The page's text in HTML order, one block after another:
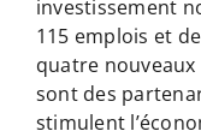
investissement
115 emplois et
quatre nouveaux
sont des
stimulent